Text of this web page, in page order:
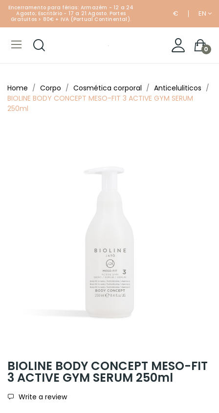
Encerramento para férias: Armazém - 12 a 24
Agosto; Escritório - 17 a 21 Agosto. Portes
Gratuitos > 80€ + IVA (Portual Continental).
€ EN
0
Home Corpo Cosmética corporal
Anticeluliticos
BIOLINE BODY CONCEPT MESO-FIT 3 ACTIVE GYM SERUM
250ml
BIOLINE BODY CONCEPT MESO-FIT
3 ACTIVE GYM SERUM 250ml
Write a review